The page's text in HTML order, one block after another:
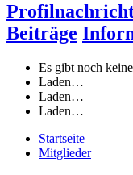
Beiträge
Es gibt noch
Laden…
Laden…
Laden…
Startseite
Mitglieder